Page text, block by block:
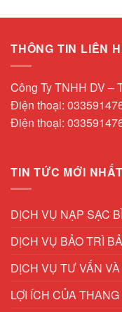
THÔNG TIN LIÊN
Công Ty TNHH DV –
Điện thoại:
Điện thoại:
TIN TỨC MỚI NHẤT
DỊCH VỤ NẠP SẠC
DỊCH VỤ BẢO TRÌ
DỊCH VỤ TƯ VẤN
LỢI ÍCH CỦA